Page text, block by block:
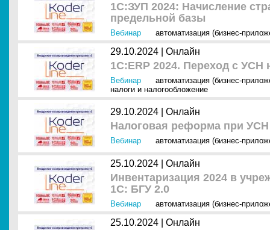
1С:ЗУП 2024: Начисление
предельной базы
Вебинар автоматизация (бизнес-
29.10.2024 | Онлайн
1С:ERP 2024. Переход с
Вебинар
автоматизация (бизнес-
налоги и налогообложение
29.10.2024 | Онлайн
Налоговая реформа при
Вебинар автоматизация (бизнес-
25.10.2024 | Онлайн
Инвентаризация 2024 в
1С: БГУ 2.0
Вебинар автоматизация (бизнес-
25.10.2024 | Онлайн